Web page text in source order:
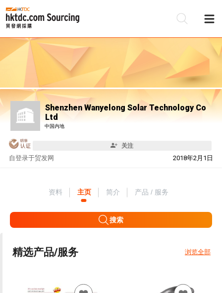
Shenzhen Wanyelong Solar Technology Co
Ltd
中国内地
关注
自 2018年2月1日
登录于贸发网
资料 主页 简介 产品 / 服务
搜索
精选产品/服务 浏览全部